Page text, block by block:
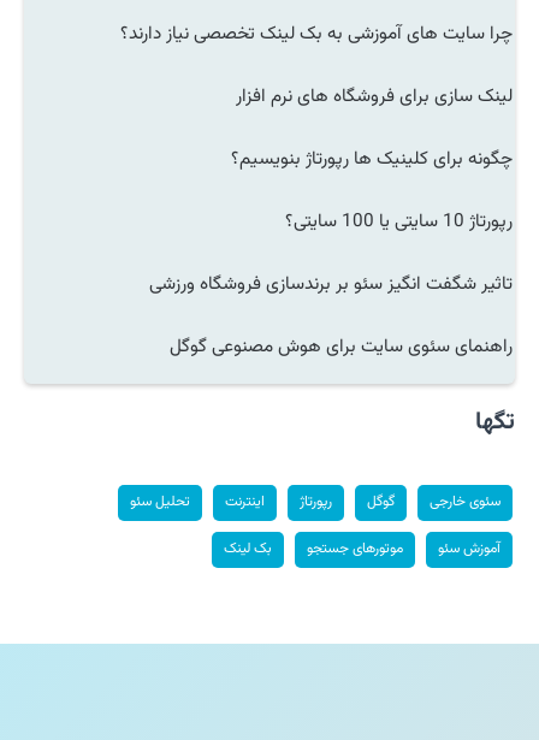
چرا سایت های آموزشی به بک لینک تخصصی نیاز دارند؟
لینک سازی برای فروشگاه های نرم افزار
چگونه برای کلینیک ها رپورتاژ بنویسیم؟
رپورتاژ 10 سایتی یا 100 سایتی؟
تاثیر شگفت انگیز سئو بر برندسازی فروشگاه ورزشی
راهنمای سئوی سایت برای هوش مصنوعی گوگل
تگها
سئوی خارجی گوگل رپورتاژ اینترنت تحلیل سئو
آموزش سئو موتورهای جستجو بک لینک